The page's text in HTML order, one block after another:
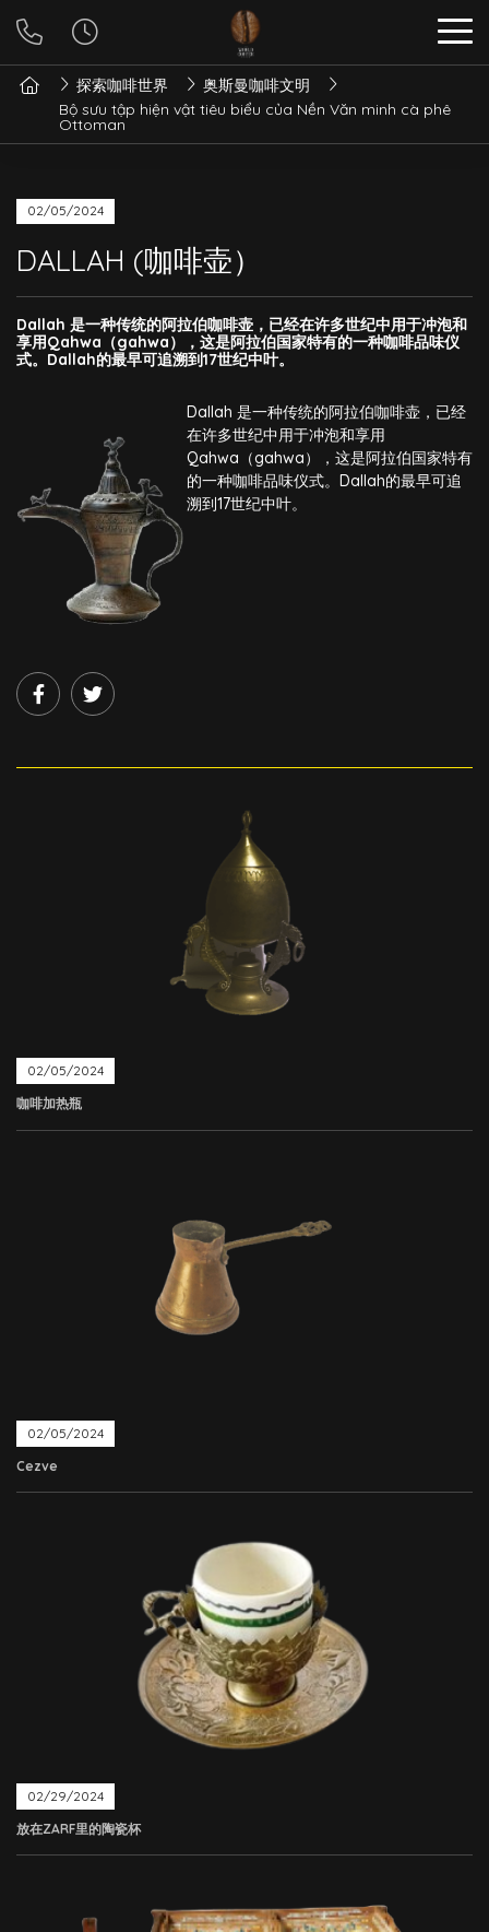
探索咖啡世界
奥斯曼咖啡文明
Bộ sưu tập hiện vật tiêu biểu của Nền Văn minh cà phê
Ottoman
02/05/2024
DALLAH (咖啡壶）
Dallah 是一种传统的阿拉伯咖啡壶，已经在许多世纪中用于冲泡和
享用Qahwa（gahwa），这是阿拉伯国家特有的一种咖啡品味仪
式。Dallah的最早可追溯到17世纪中叶。
Dallah 是一种传统的阿拉伯咖啡壶，已经
在许多世纪中用于冲泡和享用
Qahwa（gahwa），这是阿拉伯国家特有
的一种咖啡品味仪式。Dallah的最早可追
溯到17世纪中叶。
02/05/2024
咖啡加热瓶
02/05/2024
Cezve
02/29/2024
放在ZARF里的陶瓷杯